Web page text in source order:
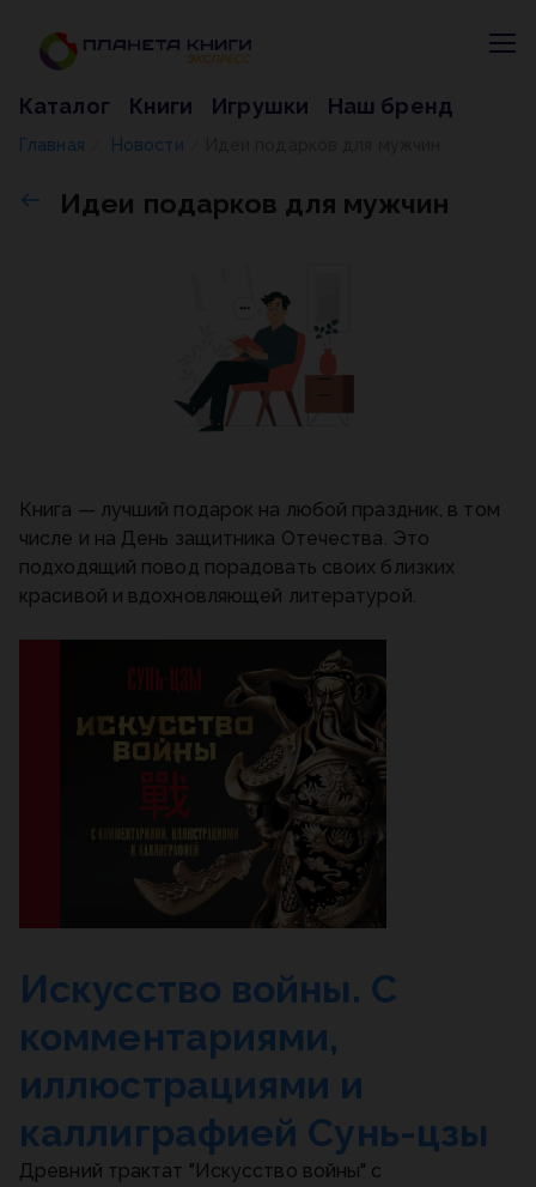
Каталог Книги Игрушки Наш бренд
Главная Новости
Идеи подарков для мужчин
Книга — лучший подарок на любой праздник, в том
числе и на День защитника Отечества. Это
подходящий повод порадовать своих близких
красивой и вдохновляющей литературой.
Искусство войны. С
комментариями,
иллюстрациями и
каллиграфией Сунь-цзы
Древний трактат "Искусство войны" с